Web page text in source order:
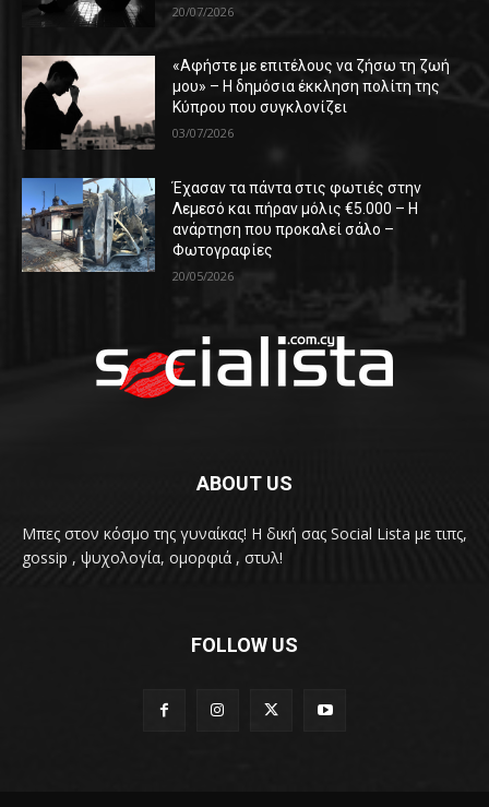
20/07/2026
«Αφήστε με επιτέλους να ζήσω τη ζωή
μου» – Η δημόσια έκκληση πολίτη της
Κύπρου που συγκλονίζει
03/07/2026
Έχασαν τα πάντα στις φωτιές στην
Λεμεσό και πήραν μόλις €5.000 – Η
ανάρτηση που προκαλεί σάλο –
Φωτογραφίες
20/05/2026
ABOUT US
Μπες στον κόσμο της γυναίκας! H δική σας Social Lista με τιπς,
gossip , ψυχολογία, ομορφιά , στυλ!
FOLLOW US